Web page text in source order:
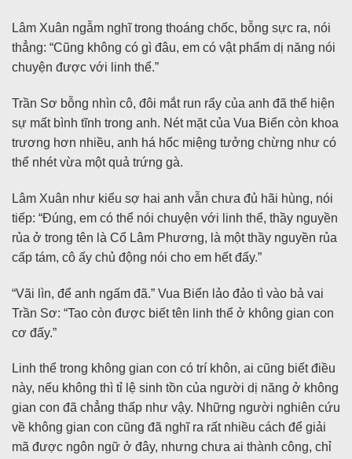
Lâm Xuân ngẫm nghĩ trong thoáng chốc, bỗng sực ra, nói
thẳng: “Cũng không có gì đâu, em có vật phẩm dị năng nói
chuyện được với linh thể.”
Trần Sơ bỗng nhìn cô, đôi mắt run rẩy của anh đã thể hiện
sự mất bình tĩnh trong anh. Nét mặt của Vua Biển còn khoa
trương hơn nhiều, anh há hốc miệng tưởng chừng như có
thể nhét vừa một quả trứng gà.
Lâm Xuân như kiểu sợ hai anh vẫn chưa đủ hãi hùng, nói
tiếp: “Đúng, em có thể nói chuyện với linh thể, thầy nguyền
rủa ở trong tên là Cổ Lâm Phương, là một thầy nguyền rủa
cấp tám, cô ấy chủ động nói cho em hết đấy.”
“Vãi lìn, để anh ngấm đã.” Vua Biển lảo đảo tì vào bả vai
Trần Sơ: “Tao còn được biết tên linh thể ở không gian con
cơ đấy.”
Linh thể trong không gian con có trí khôn, ai cũng biết điều
này, nếu không thì tỉ lệ sinh tồn của người dị năng ở không
gian con đã chẳng thấp như vậy. Những người nghiên cứu
về không gian con cũng đã nghĩ ra rất nhiều cách để giải
mã được ngôn ngữ ở đây, nhưng chưa ai thành công, chỉ